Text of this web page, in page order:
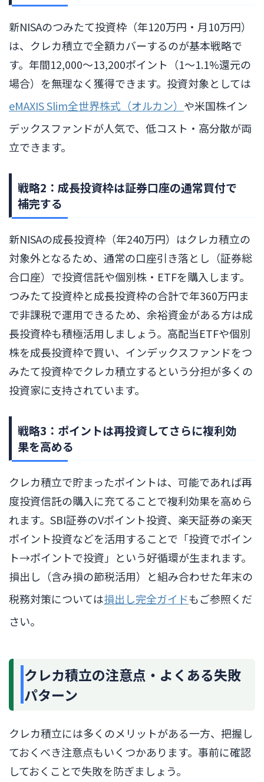
新NISAのつみたて投資枠（年120万円・月10万円）
は、クレカ積立で全額カバーするのが基本戦略で
す。年間12,000〜13,200ポイント（1〜1.1%還元の
場合）を無理なく獲得できます。投資対象としては
eMAXIS Slim全世界株式（オルカン） や米国株イン
デックスファンドが人気で、低コスト・高分散が両
立できます。
戦略2：成長投資枠は証券口座の通常買付で
補完する
新NISAの成長投資枠（年240万円）はクレカ積立の
対象外となるため、通常の口座引き落とし（証券総
合口座）で投資信託や個別株・ETFを購入します。
つみたて投資枠と成長投資枠の合計で年360万円ま
で非課税で運用できるため、余裕資金がある方は成
長投資枠も積極活用しましょう。高配当ETFや個別
株を成長投資枠で買い、インデックスファンドをつ
みたて投資枠でクレカ積立するという分担が多くの
投資家に支持されています。
戦略3：ポイントは再投資してさらに複利効
果を高める
クレカ積立で貯まったポイントは、可能であれば再
度投資信託の購入に充てることで複利効果を高めら
れます。SBI証券のVポイント投資、楽天証券の楽天
ポイント投資などを活用することで「投資でポイン
ト→ポイントで投資」という好循環が生まれます。
損出し（含み損の節税活用）と組み合わせた年末の
税務対策については損出し完全ガイドもご参照くだ
さい。
クレカ積立の注意点・よくある失敗
パターン
クレカ積立には多くのメリットがある一方、把握し
ておくべき注意点もいくつかあります。事前に確認
しておくことで失敗を防ぎましょう。